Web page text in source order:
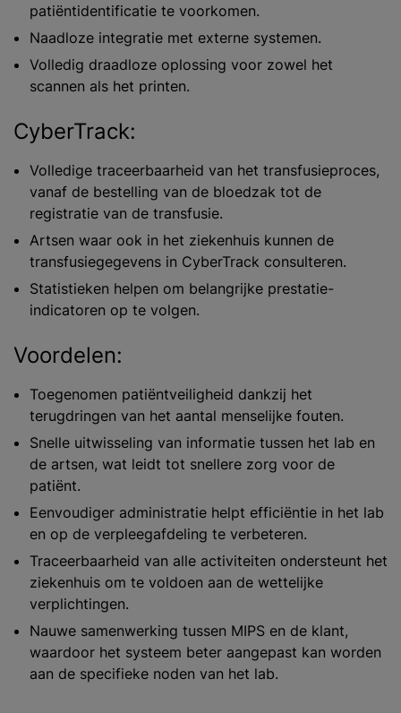
patiëntidentificatie te voorkomen.
Naadloze integratie met externe systemen.
Volledig draadloze oplossing voor zowel het
scannen als het printen.
CyberTrack:
Volledige traceerbaarheid van het transfusieproces,
vanaf de bestelling van de bloedzak tot de
registratie van de transfusie.
Artsen waar ook in het ziekenhuis kunnen de
transfusiegegevens in CyberTrack consulteren.
Statistieken helpen om belangrijke prestatie-
indicatoren op te volgen.
Voordelen:
Toegenomen patiëntveiligheid dankzij het
terugdringen van het aantal menselijke fouten.
Snelle uitwisseling van informatie tussen het lab en
de artsen, wat leidt tot snellere zorg voor de
patiënt.
Eenvoudiger administratie helpt efficiëntie in het lab
en op de verpleegafdeling te verbeteren.
Traceerbaarheid van alle activiteiten ondersteunt het
ziekenhuis om te voldoen aan de wettelijke
verplichtingen.
Nauwe samenwerking tussen MIPS en de klant,
waardoor het systeem beter aangepast kan worden
aan de specifieke noden van het lab.